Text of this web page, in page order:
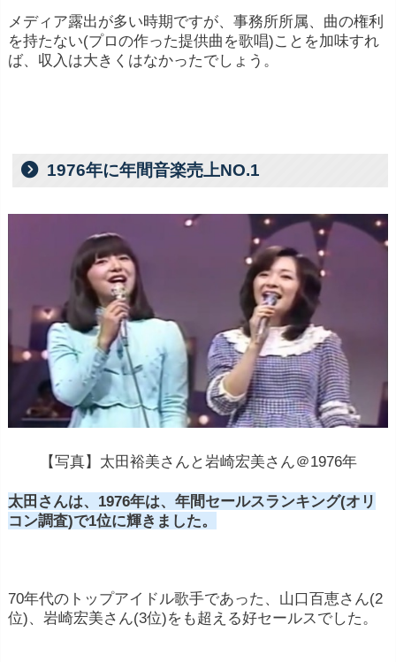
メディア露出が多い時期ですが、事務所所属、曲の権利
を持たない(プロの作った提供曲を歌唱)ことを加味すれ
ば、収入は大きくはなかったでしょう。
1976年に年間音楽売上NO.1
【写真】太田裕美さんと岩崎宏美さん＠1976年
太田さんは、1976年は、年間セールスランキング(オリ
コン調査)で1位に輝きました。
70年代のトップアイドル歌手であった、山口百恵さん(2
位)、岩崎宏美さん(3位)をも超える好セールスでした。